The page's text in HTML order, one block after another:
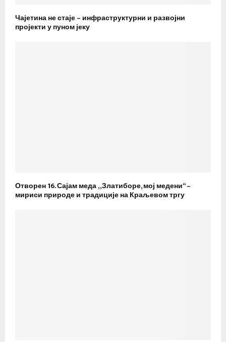
Чајетина не стаје – инфраструктурни и развојни
пројекти у пуном јеку
Отворен 16. Сајам меда „Златиборе, мој медени“ –
мириси природе и традиције на Краљевом тргу